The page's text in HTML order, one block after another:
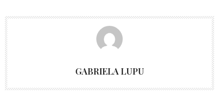
GABRIELA LUPU